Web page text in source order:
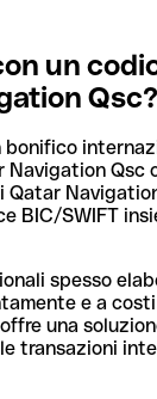
un
Qsc?
bonifico
Navigation Qsc
Qatar
BIC/SWIFT
spesso
e a
una
transazioni